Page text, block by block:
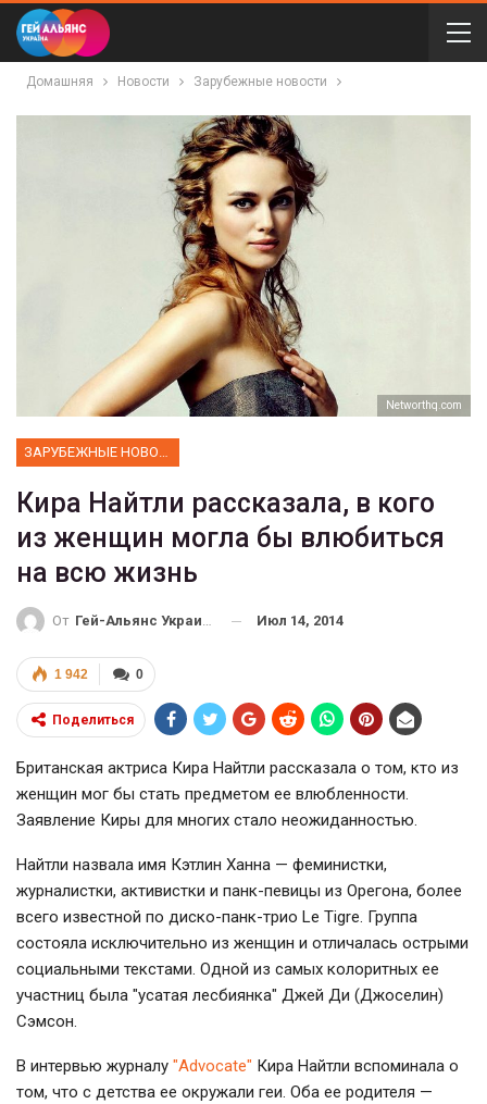
Домашняя Новости Зарубежные новости
Networthq.com
Кира Найтли рассказала, в кого
из женщин могла бы влюбиться
на всю жизнь
От Гей-Альянс Украина Июл 14, 2014
0
1 942
Поделиться
Британская актриса Кира Найтли рассказала о том, кто из
женщин мог бы стать предметом ее влюбленности.
Заявление Киры для многих стало неожиданностью.
Найтли назвала имя Кэтлин Ханна — феминистки,
журналистки, активистки и панк-певицы из Орегона, более
всего известной по диско-панк-трио Le Tigre. Группа
состояла исключительно из женщин и отличалась острыми
социальными текстами. Одной из самых колоритных ее
участниц была "усатая лесбиянка" Джей Ди (Джоселин)
Сэмсон.
В интервью журналу "Advocate" Кира Найтли вспоминала о
том, что с детства ее окружали геи. Оба ее родителя —